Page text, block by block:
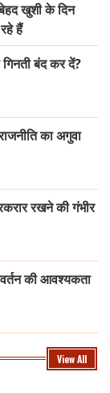
खुशी के दिन
हैं
गिनती बंद कर दें?
का अगुवा
रखने की गंभीर
की आवश्यकता
View All